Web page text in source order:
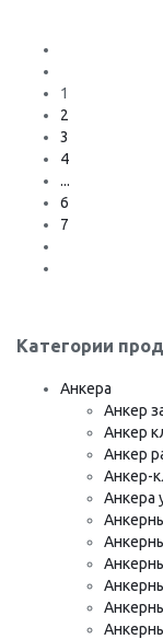
1
2
3
4
...
6
7
Категории
Анкера
Анкер
Анкер
Анкер
Анкер-
Анкера